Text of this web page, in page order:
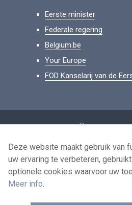
Eerste minister
Federale regering
Belgium.be
Your Europe
FOD Kanselarij van de
Voorwaarden voor
Contacteer
Deze website maakt gebruik van
uw ervaring te verbeteren,
optionele cookies waarvoor uw
Meer info.